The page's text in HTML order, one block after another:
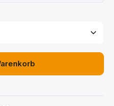
gewünschten Wert ein